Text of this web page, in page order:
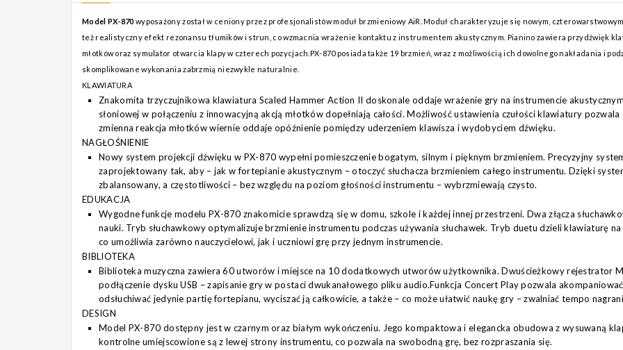
Model PX-870 wyposażony został w ceniony przez profesjonalistów moduł brzmieniowy AiR. Moduł charakteryzuje się nowym,
też realistyczny efekt rezonansu tłumików i strun, co wzmacnia wrażenie kontaktu z instrumentem akustycznym. Pianino zawiera przydźwięk
młotków oraz symulator otwarcia klapy w czterech pozycjach.PX-870 posiada także 19 brzmień, wraz z możliwością ich dowolnego nakładania i
skomplikowane wykonania zabrzmią niezwykle naturalnie.
KLAWIATURA
Znakomita trzyczujnikowa klawiatura Scaled Hammer Action II doskonale oddaje wrażenie gry na instrumencie
słoniowej w połączeniu z innowacyjną akcją młotków dopełniają całości. Możliwość ustawienia czułości klawiatury
zmienna reakcja młotków wiernie oddaje opóźnienie pomiędzy uderzeniem klawisza i wydobyciem dźwięku.
NAGŁOŚNIENIE
Nowy system projekcji dźwięku w PX-870 wypełni pomieszczenie bogatym, silnym i pięknym brzmieniem. Precyzyjny
zaprojektowany tak, aby – jak w fortepianie akustycznym – otoczyć słuchacza brzmieniem całego instrumentu. Dzięki
zbalansowany, a częstotliwości – bez względu na poziom głośności instrumentu – wybrzmiewają czysto.
EDUKACJA
Wygodne funkcje modelu PX-870 znakomicie sprawdzą się w domu, szkole i każdej innej przestrzeni. Dwa złącza
nauki. Tryb słuchawkowy optymalizuje brzmienie instrumentu podczas używania słuchawek. Tryb duetu dzieli klawiaturę
co umożliwia zarówno nauczycielowi, jak i uczniowi grę przy jednym instrumencie.
BIBLIOTEKA
Biblioteka muzyczna zawiera 60 utworów i miejsce na 10 dodatkowych utworów użytkownika. Dwuścieżkowy rejestrator
podłączenie dysku USB – zapisanie gry w postaci dwukanałowego pliku audio.Funkcja Concert Play pozwala
odsłuchiwać jedynie partię fortepianu, wyciszać ją całkowicie, a także – co może ułatwić naukę gry – zwalniać tempo
DESIGN
Model PX-870 dostępny jest w czarnym oraz białym wykończeniu. Jego kompaktowa i elegancka obudowa z wysuwaną
kontrolne umiejscowione są z lewej strony instrumentu, co pozwala na swobodną grę, bez rozpraszania się.